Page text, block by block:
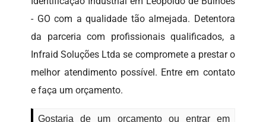
- GO com a qualidade tão almejada. Detentora
da parceria com profissionais qualificados, a
Infraid Soluções Ltda se compromete a prestar o
melhor atendimento possível. Entre em contato
e faça um orçamento.
Gostaria de um orçamento ou entrar em